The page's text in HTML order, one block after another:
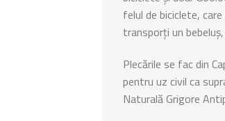
felul de biciclete,
transporți un
Plecările se fac din
pentru uz civil ca
Naturală Grigore